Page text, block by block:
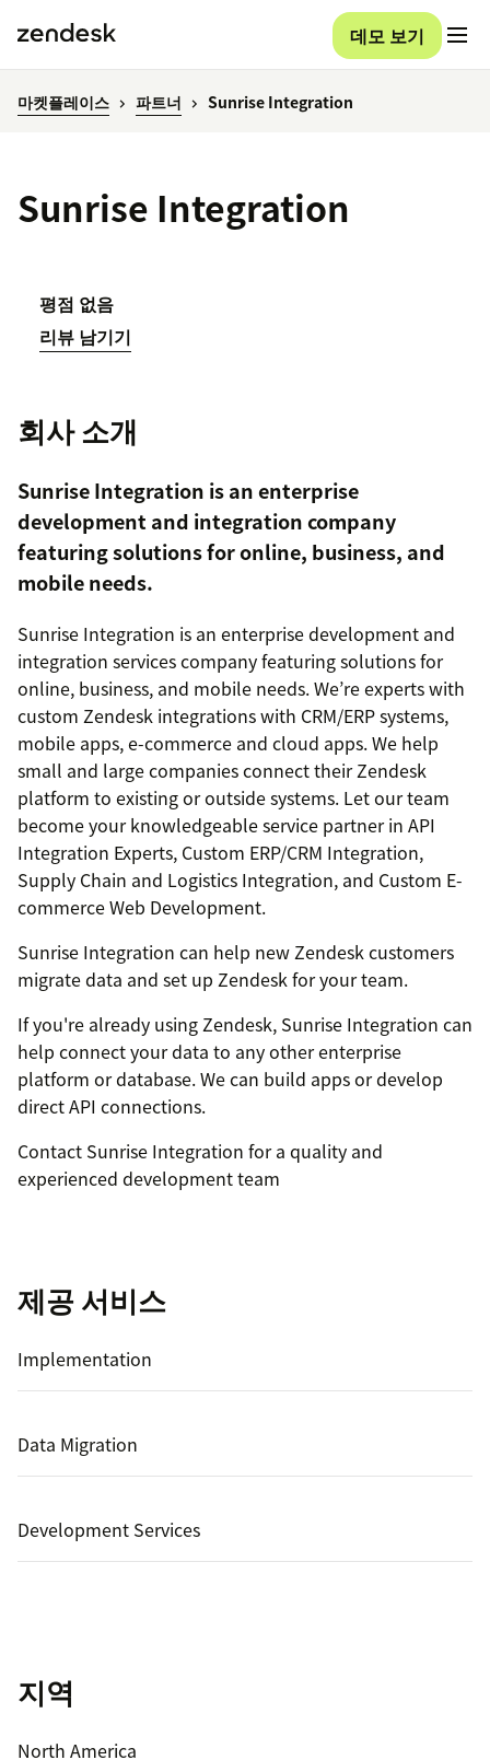
데모 보기
마켓플레이스 파트너 Sunrise Integration
Sunrise Integration
평점 없음
리뷰 남기기
회사 소개
Sunrise Integration is an enterprise
development and integration company
featuring solutions for online, business, and
mobile needs.
Sunrise Integration is an enterprise development and
integration services company featuring solutions for
online, business, and mobile needs. We’re experts with
custom Zendesk integrations with CRM/ERP systems,
mobile apps, e-commerce and cloud apps. We help
small and large companies connect their Zendesk
platform to existing or outside systems. Let our team
become your knowledgeable service partner in API
Integration Experts, Custom ERP/CRM Integration,
Supply Chain and Logistics Integration, and Custom E-
commerce Web Development.
Sunrise Integration can help new Zendesk customers
migrate data and set up Zendesk for your team.
If you're already using Zendesk, Sunrise Integration can
help connect your data to any other enterprise
platform or database. We can build apps or develop
direct API connections.
Contact Sunrise Integration for a quality and
experienced development team
제공 서비스
Implementation
Data Migration
Development Services
지역
North America